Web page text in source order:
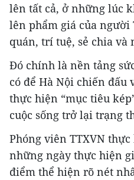
lên tất cả, ở những lúc
lên phẩm giá của
quán, trí tuệ, sẻ chia và
Đó chính là nền tảng
có để Hà Nội chiến đấu
thực hiện “mục tiêu
cuộc sống trở lại trạng
Phóng viên TTXVN
những ngày thực hiện
điểm thể hiện rõ nét